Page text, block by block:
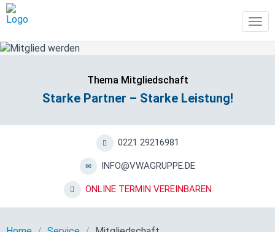
Thema Mitgliedschaft
Starke Partner – Starke Leistung!
0221 29216981
INFO@VWAGRUPPE.DE
ONLINE TERMIN VEREINBAREN